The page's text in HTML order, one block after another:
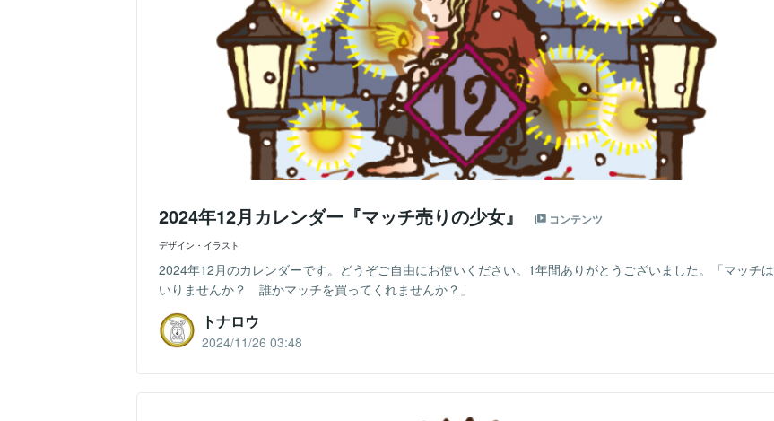
2024年12月カレンダー『マッチ売りの少女』 コンテンツ
デザイン・イラスト
2024年12月のカレンダーです。どうぞご自由にお使いください。1年間ありがとうございました。「マッチは
いりませんか？ 誰かマッチを買ってくれませんか？」
トナロウ
2024/11/26 03:48